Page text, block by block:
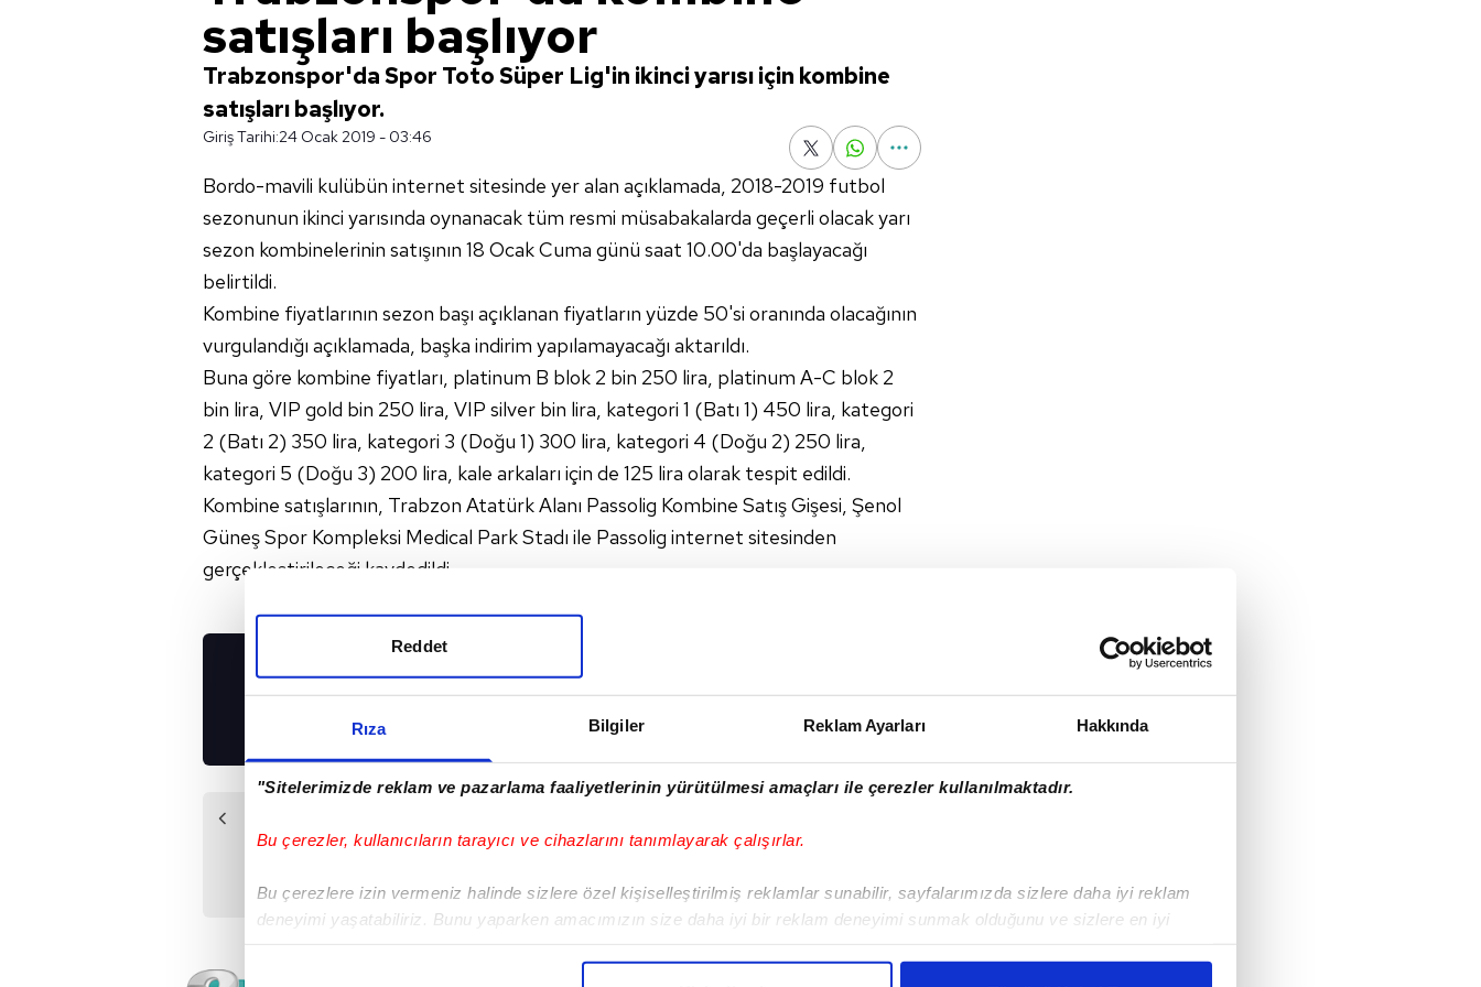
Rıza Bilgiler Reklam Ayarları Hakkında
"Sitelerimizde reklam ve pazarlama faaliyetlerinin yürütülmesi amaçları ile çerezler kullanılmaktadır.
Bu çerezler, kullanıcıların tarayıcı ve cihazlarını tanımlayarak çalışırlar.
Bu çerezlere izin vermeniz halinde sizlere özel kişiselleştirilmiş reklamlar sunabilir, sayfalarımızda sizlere daha iyi reklam
deneyimi yaşatabiliriz. Bunu yaparken amacımızın size daha iyi bir reklam deneyimi sunmak olduğunu ve sizlere en iyi
Reddet
satışları başlıyor
Trabzonspor'da Spor Toto Süper Lig'in ikinci yarısı için kombine
satışları başlıyor.
Giriş Tarihi:24 Ocak 2019 - 03:46
Bordo-mavili kulübün internet sitesinde yer alan açıklamada, 2018-2019 futbol
sezonunun ikinci yarısında oynanacak tüm resmi müsabakalarda geçerli olacak yarı
sezon kombinelerinin satışının 18 Ocak Cuma günü saat 10.00'da başlayacağı
belirtildi.
Kombine fiyatlarının sezon başı açıklanan fiyatların yüzde 50'si oranında olacağının
vurgulandığı açıklamada, başka indirim yapılamayacağı aktarıldı.
Buna göre kombine fiyatları, platinum B blok​ 2 bin 250 lira, platinum A-C blok 2
bin lira, VIP gold bin 250 lira, VIP silver ​bin lira, kategori 1 (Batı 1) 450 lira, kategori
2 (Batı 2) 350 lira, kategori 3 (Doğu 1) 300 lira, kategori 4 (Doğu 2) 250 lira,
kategori 5 (Doğu 3) 200 lira, kale arkaları için de 125 lira olarak tespit edildi.
Kombine satışlarının, Trabzon Atatürk Alanı Passolig Kombine Satış Gişesi, Şenol
Güneş Spor Kompleksi Medical Park Stadı ile Passolig internet sitesinden
gerçekleştirileceği kaydedildi.
M’bia boşta
Yabancı sayısı 11’e indi